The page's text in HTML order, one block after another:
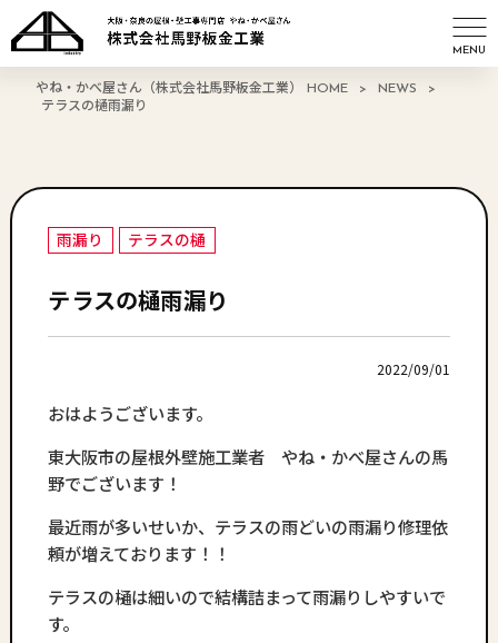
MENU
やね・かべ屋さん（株式会社馬野板金工業） HOME > NEWS
>
テラスの樋雨漏り
雨漏り テラスの樋
テラスの樋雨漏り
2022/09/01
おはようございます。
東大阪市の屋根外壁施工業者 やね・かべ屋さんの馬
野でございます！
最近雨が多いせいか、テラスの雨どいの雨漏り修理依
頼が増えております！！
テラスの樋は細いので結構詰まって雨漏りしやすいで
す。